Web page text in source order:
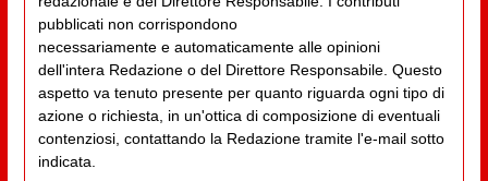
pubblicati non corrispondono
necessariamente e automaticamente alle opinioni
dell'intera Redazione o del Direttore Responsabile. Questo
aspetto va tenuto presente per quanto riguarda ogni tipo di
azione o richiesta, in un'ottica di composizione di eventuali
contenziosi, contattando la Redazione tramite l'e-mail sotto
indicata.